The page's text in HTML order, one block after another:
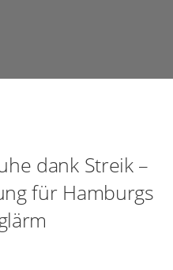
dank Streik –
für Hamburgs